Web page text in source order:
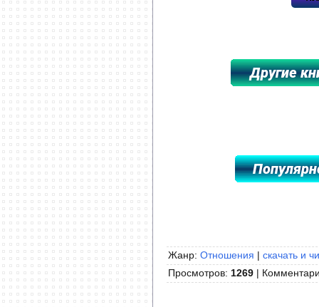
Жанр: Отношения | скачать и
Просмотров: 1269 |